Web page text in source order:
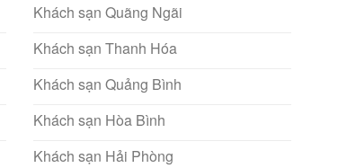
Khách sạn Quãng Ngãi
Khách sạn Thanh Hóa
Khách sạn Quảng Bình
Khách sạn Hòa Bình
Khách sạn Hải Phòng